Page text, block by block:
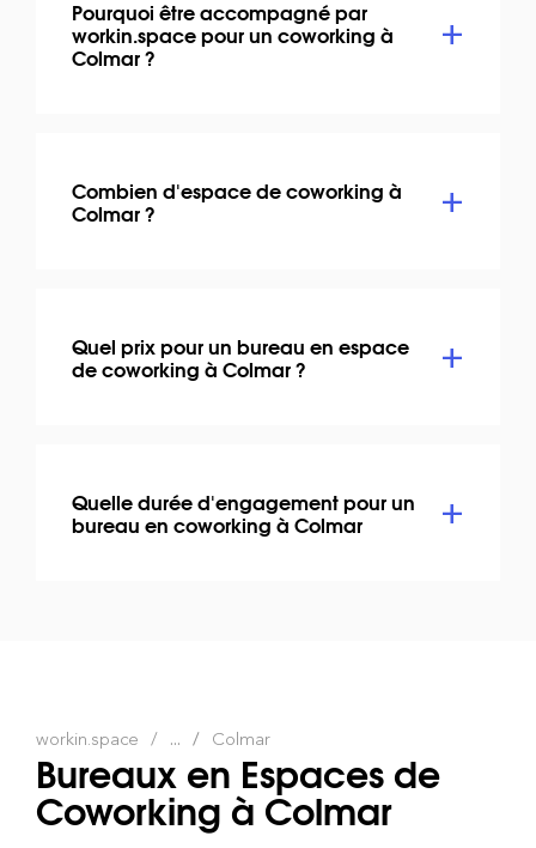
Pourquoi être accompagné par
workin.space pour un coworking à
Colmar ?
Combien d'espace de coworking à
Colmar ?
Quel prix pour un bureau en espace
de coworking à Colmar ?
Quelle durée d'engagement pour un
bureau en coworking à Colmar
workin.space ... Colmar
Bureaux en Espaces de
Coworking à Colmar